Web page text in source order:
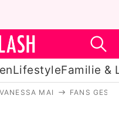
LifestyleFamilie &
VANESSA MAI FANS